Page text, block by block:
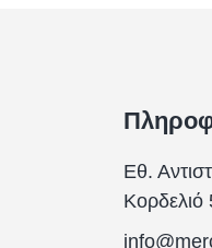
Εθ.
Κορδελιό